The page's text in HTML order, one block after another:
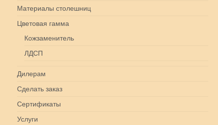
Материалы столешниц
Цветовая гамма
Кожзаменитель
ЛДСП
Дилерам
Сделать заказ
Сертификаты
Услуги